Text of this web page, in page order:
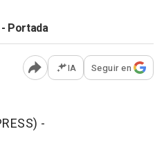
Portada
Abrir opciones para
IA Seguir en
-